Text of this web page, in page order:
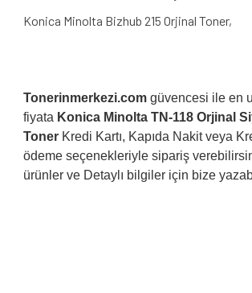
Konica Minolta Bizhub 215 Orjinal Toner,
Tonerinmerkezi.com güvencesi ile en
fiyata Konica Minolta TN-118 Orjinal
Toner Kredi Kartı, Kapıda Nakit veya
ödeme seçenekleriyle sipariş
ürünler ve Detaylı bilgiler için bize